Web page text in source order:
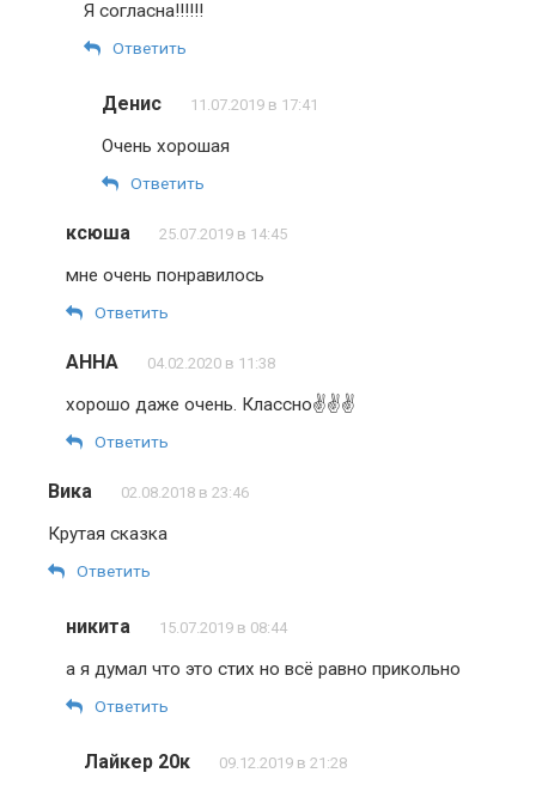
Я согласна!!!!!!
Ответить
Денис 11.07.2019 в 17:41
Очень хорошая
Ответить
ксюша 25.07.2019 в 14:45
мне очень понравилось
Ответить
АННА 04.02.2020 в 11:38
хорошо даже очень. Классно✌✌✌
Ответить
Вика 02.08.2018 в 23:46
Крутая сказка
Ответить
никита 15.07.2019 в 08:44
а я думал что это стих но всё равно прикольно
Ответить
Лайкер 20к 09.12.2019 в 21:28